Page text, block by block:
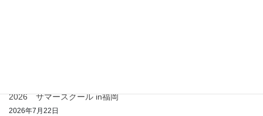
2026 サマースクール in福岡
2026年7月22日